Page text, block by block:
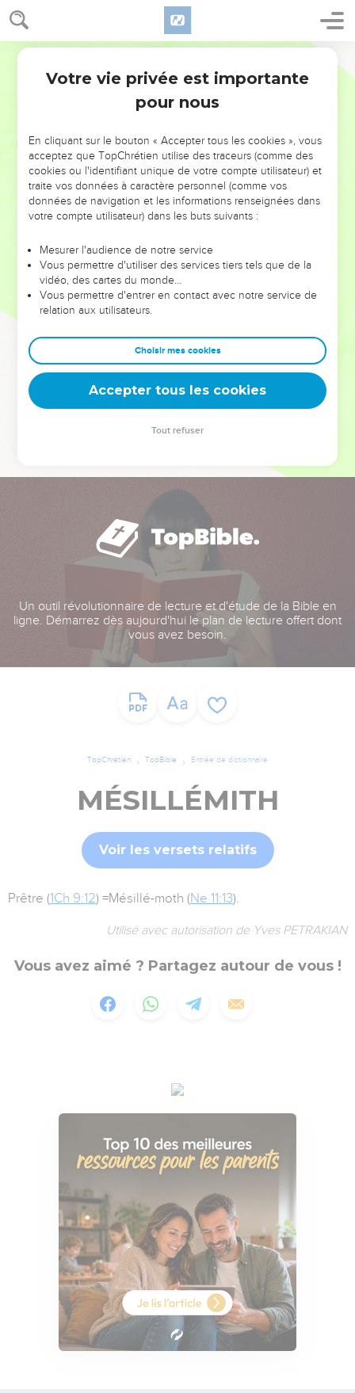
NE MANQUEZ PAS L’ÉVÉNEMENT
DE L’ANNÉE !
ET SI LEURS ERREURS POUVAIENT VOUS ÉVITER LES
VOTRES ?
leur foi ou leur vision. Mais on voit moins les doutes, les erreurs
et les saisons difficiles qu'ils ont traversés, alors même que ce
sont elles qui les ont façonnés.
Dans cette conférence, leaders, entrepreneurs, et responsables
clés pour avancer avec plus de sagesse afin que leurs erreurs
deviennent vos tremplins. Que vous guidiez un ministère, une
équipe, un groupe ou une famille, leur expérience est faite
Un outil révolutionnaire de lecture et d'étude de la Bible en
ligne. Démarrez dès aujourd'hui le plan de lecture offert dont
vous avez besoin.
TopChrétien TopBible Entrée de dictionnaire
MÉSILLÉMITH
Voir les versets relatifs
Prêtre (1Ch 9:12) =Mésillé-moth (Ne 11:13).
Utilisé avec autorisation de Yves PETRAKIAN
Vous avez aimé ? Partagez autour de vous !
Votre vie privée est importante
pour nous
En cliquant sur le bouton « Accepter tous les cookies », vous
acceptez que TopChrétien utilise des traceurs (comme des
cookies ou l'identifiant unique de votre compte utilisateur) et
traite vos données à caractère personnel (comme vos
données de navigation et les informations renseignées dans
votre compte utilisateur) dans les buts suivants :
Mesurer l'audience de notre service
Vous permettre d'utiliser des services tiers tels que de la
vidéo, des cartes du monde…
Vous permettre d'entrer en contact avec notre service de
relation aux utilisateurs.
Choisir mes cookies
Accepter tous les cookies
Tout refuser